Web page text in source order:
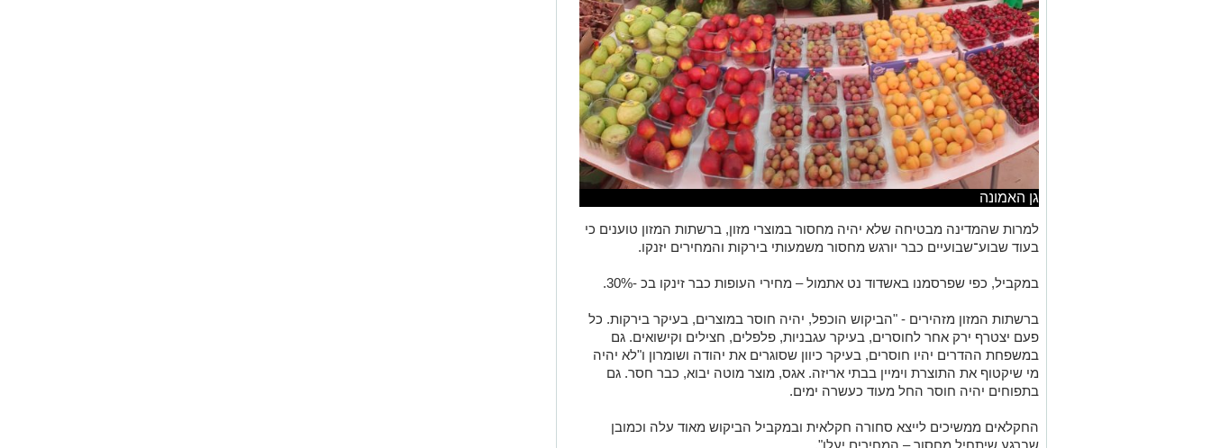
גן האמונה
למרות שהמדינה מבטיחה שלא יהיה מחסור במוצרי מזון, ברשתות המזון טוענים כי
בעוד שבוע־שבועיים כבר יורגש מחסור משמעותי בירקות והמחירים יזנקו.
במקביל, כפי שפרסמנו באשדוד נט אתמול – מחירי העופות כבר זינקו בכ -30%.
ברשתות המזון מזהירים - "הביקוש הוכפל, יהיה חוסר במוצרים, בעיקר בירקות. כל
פעם יצטרף ירק אחר לחוסרים, בעיקר עגבניות, פלפלים, חצילים וקישואים. גם
במשפחת ההדרים יהיו חוסרים, בעיקר כיוון שסוגרים את יהודה ושומרון ו"לא יהיה
מי שיקטוף את התוצרת וימיין בבתי אריזה. אגס, מוצר מוטה יבוא, כבר חסר. גם
בתפוחים יהיה חוסר החל מעוד כעשרה ימים.
החקלאים ממשיכים לייצא סחורה חקלאית ובמקביל הביקוש מאוד עלה וכמובן
שברגע שיתחיל מחסור – המחירים יעלו".